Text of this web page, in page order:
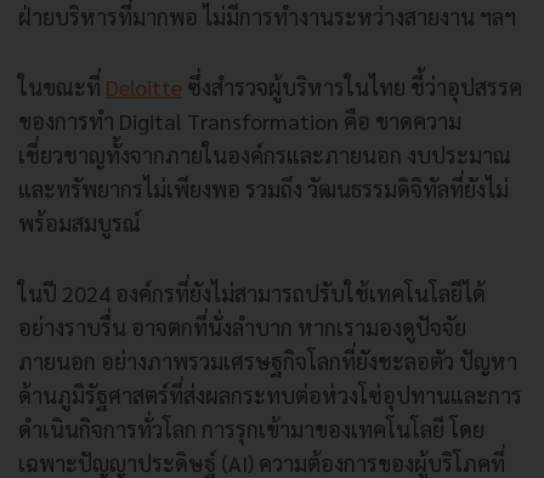
ฝ่ายบริหารที่มากพอ ไม่มีการทำงานระหว่างสายงาน ฯลฯ
ในขณะที่ Deloitte ซึ่งสำรวจผู้บริหารในไทย ชี้ว่าอุปสรรค
ของการทำ Digital Transformation คือ ขาดความ
เชี่ยวชาญทั้งจากภายในองค์กรและภายนอก งบประมาณ
และทรัพยากรไม่เพียงพอ รวมถึง วัฒนธรรมดิจิทัลที่ยังไม่
พร้อมสมบูรณ์
ในปี 2024 องค์กรที่ยังไม่สามารถปรับใช้เทคโนโลยีได้
อย่างราบรื่น อาจตกที่นั่งลำบาก หากเรามองดูปัจจัย
ภายนอก อย่างภาพรวมเศรษฐกิจโลกที่ยังชะลอตัว ปัญหา
ด้านภูมิรัฐศาสตร์ที่ส่งผลกระทบต่อห่วงโซ่อุปทานและการ
ดำเนินกิจการทั่วโลก การรุกเข้ามาของเทคโนโลยี โดย
เฉพาะปัญญาประดิษฐ์ (AI) ความต้องการของผู้บริโภคที่